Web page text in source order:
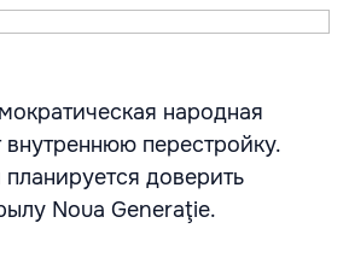
народная
внутреннюю перестройку.
доверить
Noua Generaţie.